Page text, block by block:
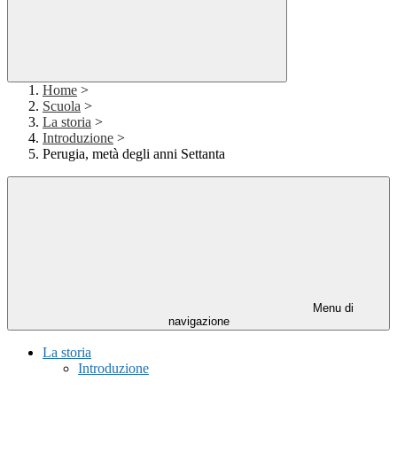
Home >
Scuola >
La storia >
Introduzione >
Perugia, metà degli anni Settanta
Menu di
navigazione
La storia
Introduzione